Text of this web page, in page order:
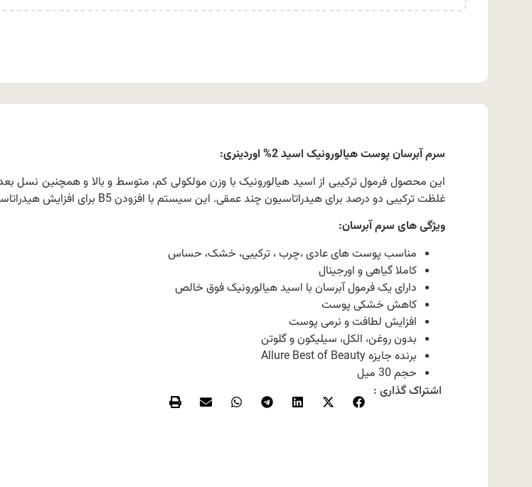
سرم آبرسان پوست هیالورونیک اسید 2% اوردینری:
غلظت ترکیبی دو درصد برای هیدراتاسیون چند عمقی. این سیستم با افزودن B5 برای افزایش هیدراتاسیون پشتیبانی می شود.
ویژگی های سرم آبرسان:
مناسب پوست های عادی ،چرب ، ترکیبی، خشک، حساس
کاملا گیاهی و اورجینال
دارای یک فرمول آبرسان با اسید هیالورونیک فوق خالص
کاهش خشکی پوست
افزایش لطافت و نرمی پوست
بدون روغن، الکل، سیلیکون و گلوتن
برنده جایزه Allure Best of Beauty
حجم 30 میل
اشتراک گذاری :